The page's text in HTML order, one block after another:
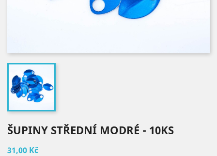
ŠUPINY STŘEDNÍ MODRÉ - 10KS
31,00 Kč